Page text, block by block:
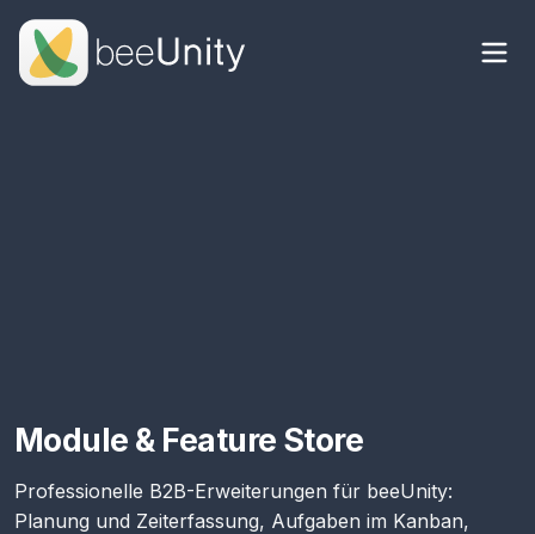
Module & Feature Store
Professionelle B2B-Erweiterungen für beeUnity:
Planung und Zeiterfassung, Aufgaben im Kanban,